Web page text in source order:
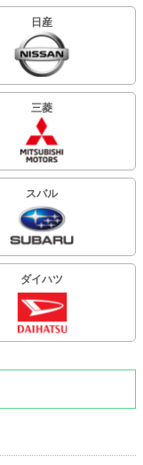
日産
三菱
スバル
ダイハツ